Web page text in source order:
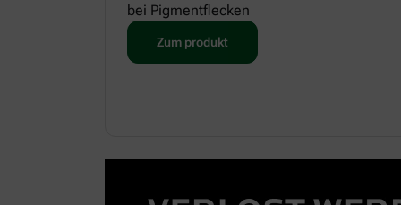
bei Pigmentflecken
Zum produkt